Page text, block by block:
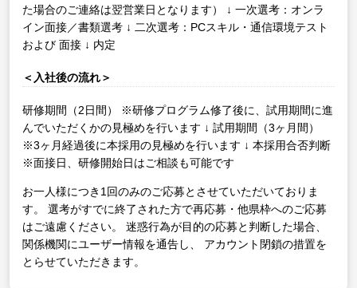
た場合のご連絡は翌営業日となります）
↓ 一次選考：オンラ
イン面接／書類選考 ↓ 二次選考：PCスキル・通信環境テスト
および 面接 ↓ 内定
＜入社後の流れ＞
研修期間（2日間）
※研修プログラム修了後に、試用期間に進
んでいただくかの見極めを行います ↓ 試用期間（3ヶ月間）
※3ヶ月経過後に本採用の見極めを行います ↓ 本採用合否判断
※面接日、研修開始日はご相談も可能です
お一人様につき1回のみのご応募とさせていただいておりま
す。
選考がすでに終了された方で再応募・他県枠へのご応募
はご遠慮ください。
迷惑行為が目的の応募と判断した場合、
関係機関にユーザー情報を通告し、
アカウント閉鎖の措置を
とらせていただきます。